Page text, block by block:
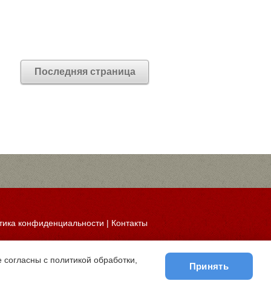
Последняя страница
конфиденциальности| Контакты
с политикой обработки,
Принять